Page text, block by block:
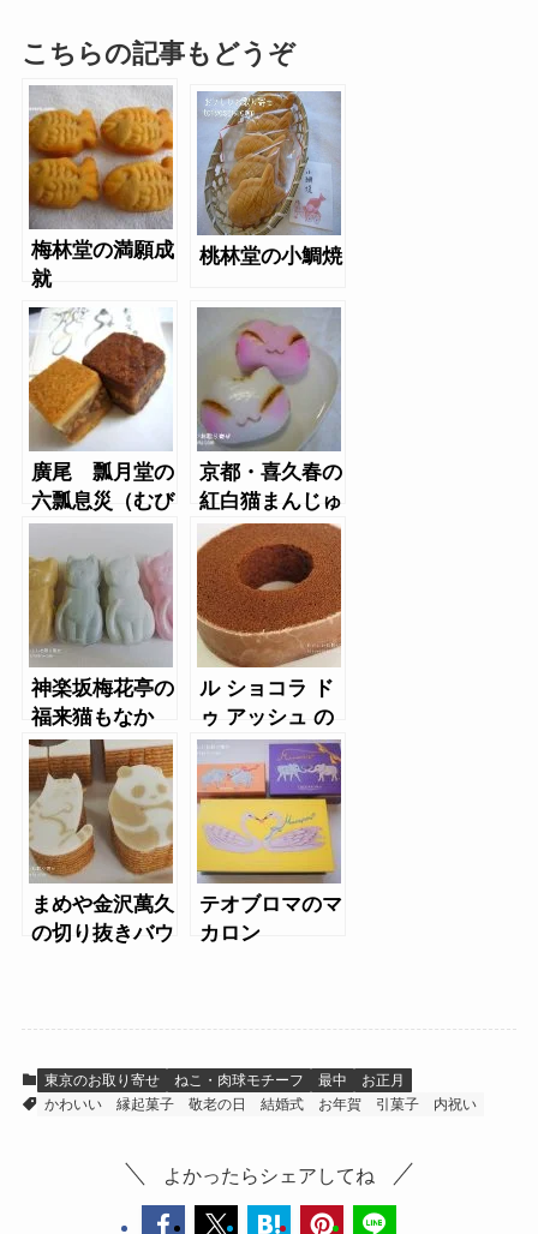
こちらの記事もどうぞ
梅林堂の満願成
就
桃林堂の小鯛焼
廣尾 瓢月堂の
六瓢息災（むび
ょうそくさい）
京都・喜久春の
紅白猫まんじゅ
う
神楽坂梅花亭の
福来猫もなか
ル ショコラ ド
ゥ アッシュ の
ショコラ バウ
ムクーヘン
まめや金沢萬久
の切り抜きバウ
テオブロマのマ
カロン
東京のお取り寄せ ねこ・肉球モチーフ 最中
お正月
かわいい
縁起菓子 敬老の日 結婚式 お年賀 引菓子 内祝い
よかったらシェアしてね